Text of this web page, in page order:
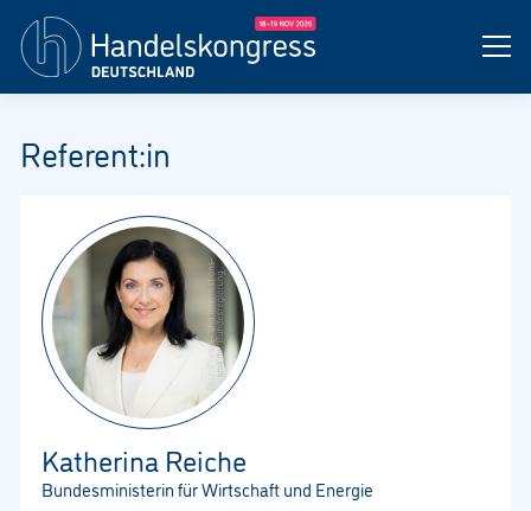
Referent:in
Katherina Reiche
Bundesministerin für Wirtschaft und Energie